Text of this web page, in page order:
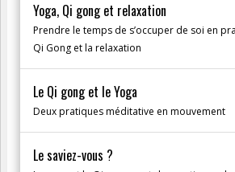
Yoga, Qi gong et relaxation
Prendre le temps de s’occuper de soi en
Qi Gong et la relaxation
Le Qi gong et le Yoga
Deux pratiques méditative en mouvement
Le saviez-vous ?